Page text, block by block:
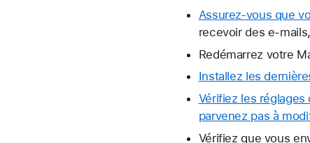
Assurez-vous que
recevoir des e-
Redémarrez votre
Installez les
Vérifiez les réglages
parvenez pas à
Vérifiez que vous